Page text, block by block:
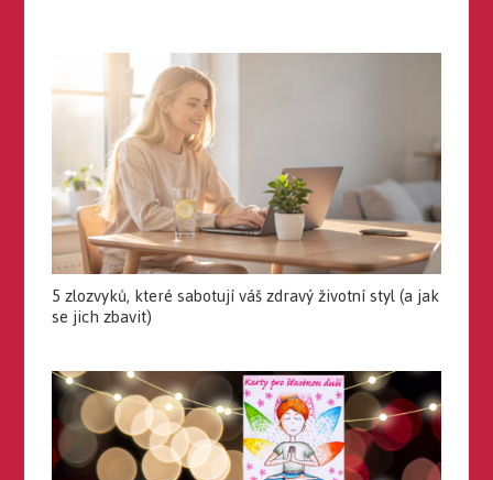
5 zlozvyků, které sabotují váš zdravý životní styl (a jak
se jich zbavit)